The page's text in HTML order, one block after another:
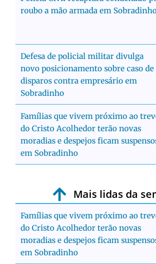
roubo a mão armada em
Defesa de policial militar divulga
novo posicionamento sobre caso de
disparos contra empresário em
Sobradinho
Famílias que vivem próximo ao
do Cristo Acolhedor terão novas
moradias e despejos ficam
em Sobradinho
Mais lidas da
Famílias que vivem próximo ao
do Cristo Acolhedor terão novas
moradias e despejos ficam
em Sobradinho